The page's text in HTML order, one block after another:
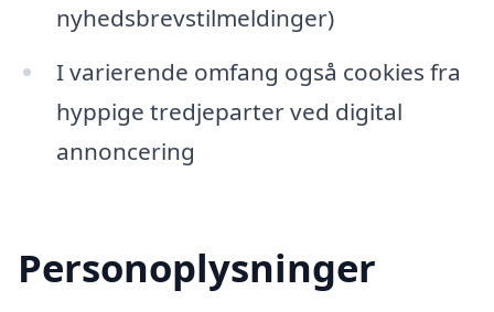
nyhedsbrevstilmeldinger)
I varierende omfang også cookies fra
hyppige tredjeparter ved digital
annoncering
Personoplysninger